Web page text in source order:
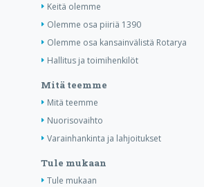
Keitä olemme
Olemme osa piiriä 1390
Olemme osa kansainvälistä Rotarya
Hallitus ja toimihenkilöt
Mitä teemme
Mitä teemme
Nuorisovaihto
Varainhankinta ja lahjoitukset
Tule mukaan
Tule mukaan